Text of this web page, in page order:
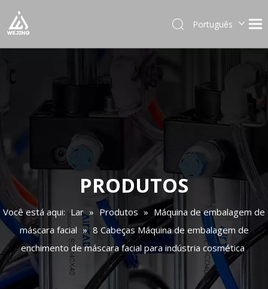
Português
Pусский
Deutsch
Italiano
日本語
한국어
PRODUTOS
Você está aqui: Lar » Produtos » Máquina de embalagem de
máscara facial » 8 Cabeças Máquina de embalagem de
enchimento de máscara facial para indústria cosmética